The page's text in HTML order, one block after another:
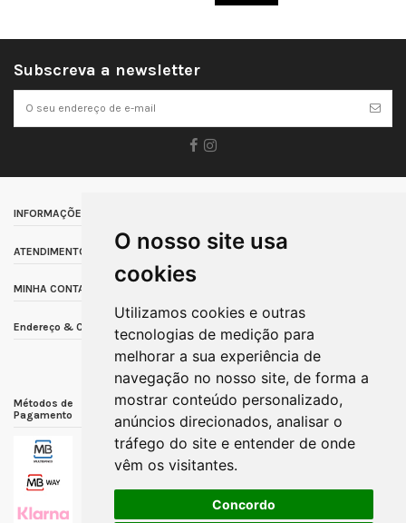
O nosso site usa
cookies
Utilizamos cookies e outras
tecnologias de medição para
melhorar a sua experiência de
navegação no nosso site, de forma a
mostrar conteúdo personalizado,
anúncios direcionados, analisar o
tráfego do site e entender de onde
vêm os visitantes.
Concordo
Subscreva a newsletter
INFORMAÇÕES
ATENDIMENTO AO CLIENTE
MINHA CONTA
Endereço & Contacto
Métodos de
Pagamento
Métodos de Envio Outras Informações